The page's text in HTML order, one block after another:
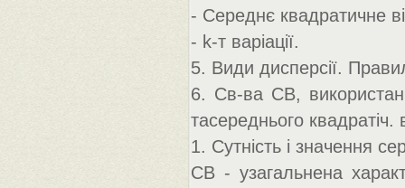
- Середнє квадратичне
- k-т варіації.
5. Види дисперсії.
6. Св-ва СВ,
тасереднього
1. Сутність і значення
СВ - узагальнена